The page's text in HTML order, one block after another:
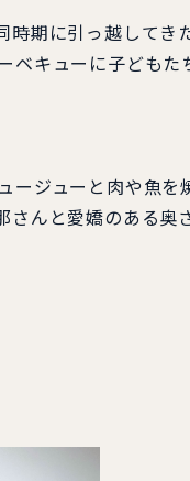
時期に引っ越してき
ベキューに子どもた
ージューと肉や魚を
さんと愛嬌のある奥